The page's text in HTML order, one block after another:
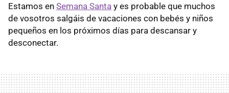
Estamos en Semana Santa y es probable que muchos
de vosotros salgáis de vacaciones con bebés y niños
pequeños en los próximos días para descansar y
desconectar.